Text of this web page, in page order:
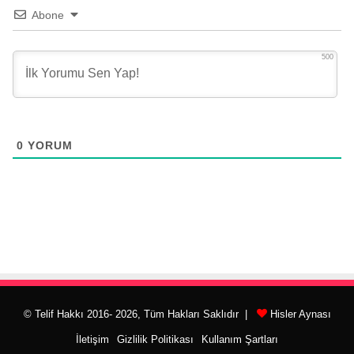
Abone
500
0 YORUM
© Telif Hakkı 2016- 2026, Tüm Hakları Saklıdır | Hisler Aynası
İletişim Gizlilik Politikası Kullanım Şartları